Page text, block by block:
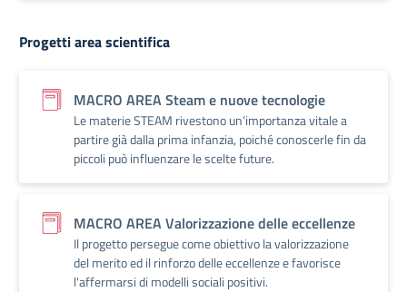
Progetti area scientifica
MACRO AREA Steam e nuove tecnologie
Le materie STEAM rivestono un’importanza vitale a
partire già dalla prima infanzia, poiché conoscerle fin da
piccoli può influenzare le scelte future.
MACRO AREA Valorizzazione delle eccellenze
Il progetto persegue come obiettivo la valorizzazione
del merito ed il rinforzo delle eccellenze e favorisce
l'affermarsi di modelli sociali positivi.